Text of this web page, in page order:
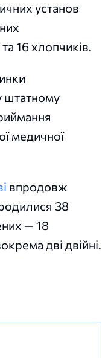
установ
16 хлопчиків.
штатному
медичної
впродовж
38
— 18
дві двійні.